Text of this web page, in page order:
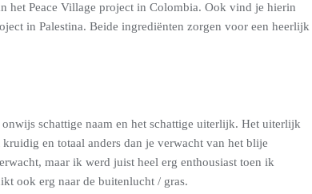
het Peace Village project in Colombia. Ook vind je hierin
in Palestina. Beide ingrediënten zorgen voor een heerlijk
onwijs schattige naam en het schattige uiterlijk. Het uiterlijk
en totaal anders dan je verwacht van het blije
maar ik werd juist heel erg enthousiast toen ik
ook erg naar de buitenlucht / gras.